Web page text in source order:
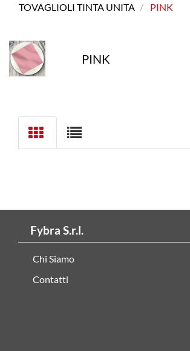
TOVAGLIOLI TINTA UNITA PINK
PINK
Fybra S.r.l.
Chi Siamo
Contatti